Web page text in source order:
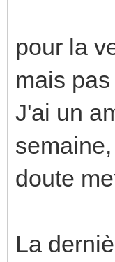
pour la
mais
J'ai un
doute
La